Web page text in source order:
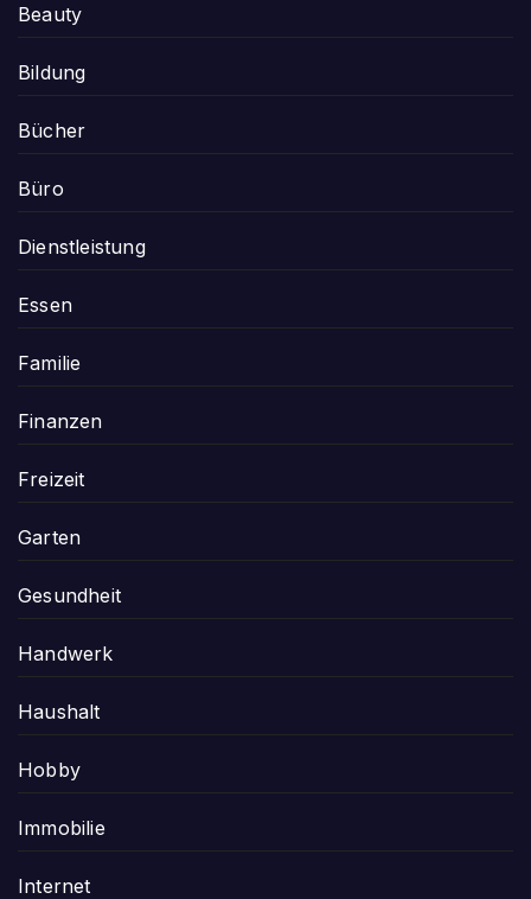
Beauty
Bildung
Bücher
Büro
Dienstleistung
Essen
Familie
Finanzen
Freizeit
Garten
Gesundheit
Handwerk
Haushalt
Hobby
Immobilie
Internet